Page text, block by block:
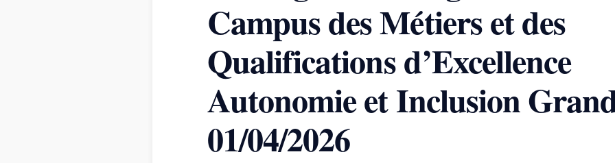
Campus des Métiers et des
Qualifications d’Excellence
Autonomie et Inclusion
01/04/2026